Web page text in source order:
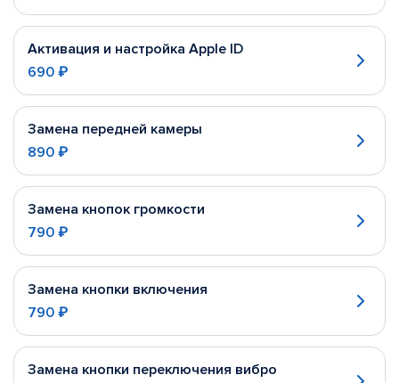
Активация и настройка Apple ID
690 ₽
Замена передней камеры
890 ₽
Замена кнопок громкости
790 ₽
Замена кнопки включения
790 ₽
Замена кнопки переключения вибро